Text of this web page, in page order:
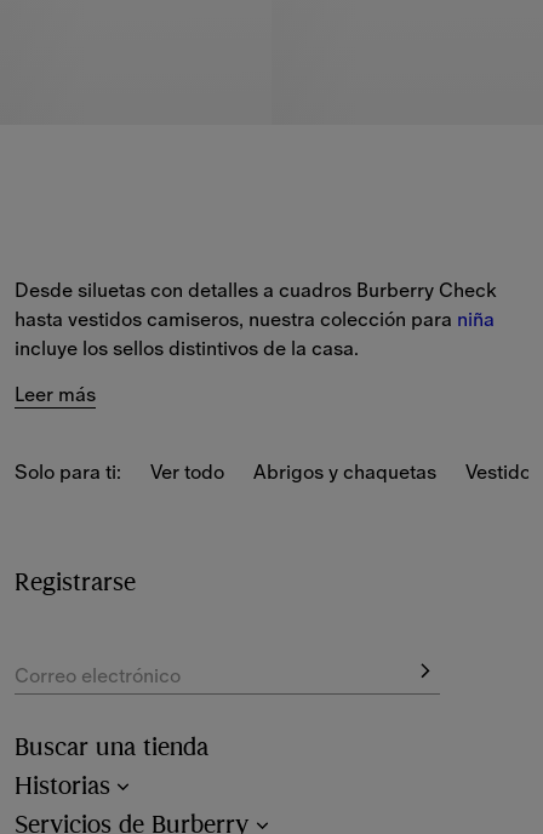
Desde siluetas con detalles a cuadros Burberry Check
hasta vestidos camiseros, nuestra colección para niña
incluye los sellos distintivos de la casa.
Leer más
Solo para ti: Ver todo Abrigos y chaquetas
Registrarse
Correo electrónico
Buscar una tienda
Historias
Servicios de Burberry